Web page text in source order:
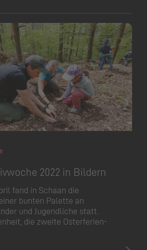
2022 in Bildern
fand in Schaan die
bunten Palette an
und Jugendliche statt.
die zweite Osterferien-